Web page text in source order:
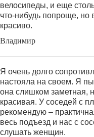
велосипеды, и еще
что-нибудь попроще, но
красиво.
Владимир
Я очень долго
настояла на своем. Я
она слишком заметная,
красивая. У соседей с
рекомендую –
весь подъезд и нас с
слушать женщин.